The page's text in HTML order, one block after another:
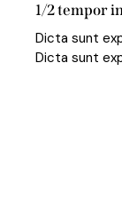
1/2 tempor
Dicta sunt
Dicta sunt